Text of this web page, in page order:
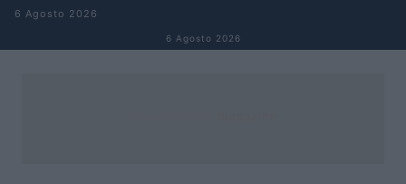
Salta al contenuto
6 Agosto 2026
6 Agosto 2026